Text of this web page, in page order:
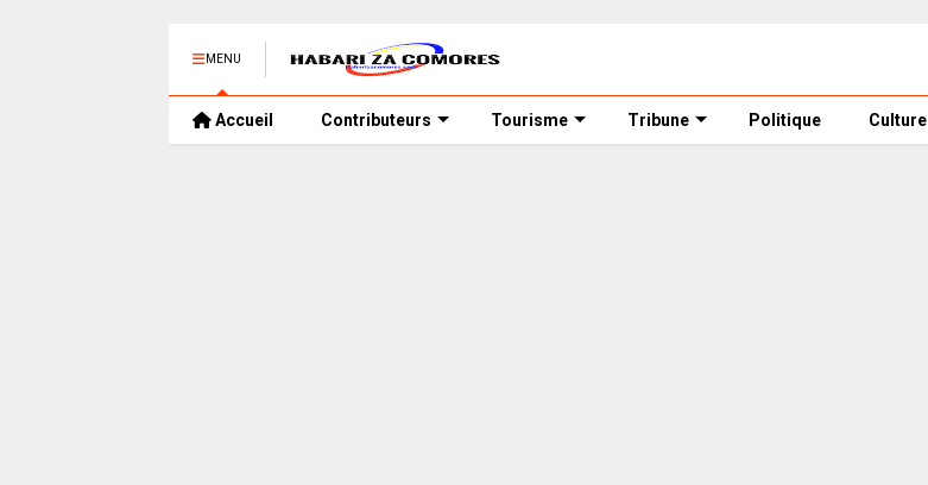
MENU
Accueil Contributeurs Tourisme Tribune Politique Culture